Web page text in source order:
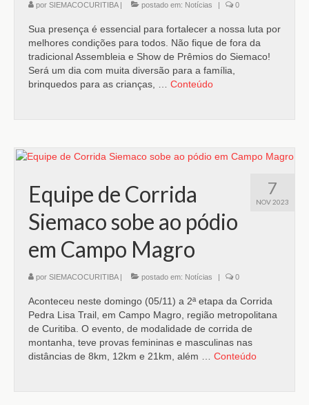
por SIEMACOCURITIBA| postado em: Notícias 0
Sua presença é essencial para fortalecer a nossa luta por
melhores condições para todos. Não fique de fora da
tradicional Assembleia e Show de Prêmios do Siemaco!
Será um dia com muita diversão para a família,
brinquedos para as crianças, … Conteúdo
7
NOV 2023
Equipe de Corrida
Siemaco sobe ao pódio
em Campo Magro
por SIEMACOCURITIBA| postado em: Notícias | 0
Aconteceu neste domingo (05/11) a 2ª etapa da Corrida
Pedra Lisa Trail, em Campo Magro, região metropolitana
de Curitiba. O evento, de modalidade de corrida de
montanha, teve provas femininas e masculinas nas
distâncias de 8km, 12km e 21km, além … Conteúdo